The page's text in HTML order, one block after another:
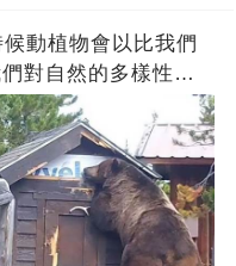
動植物會以比我們
對自然的多樣性感